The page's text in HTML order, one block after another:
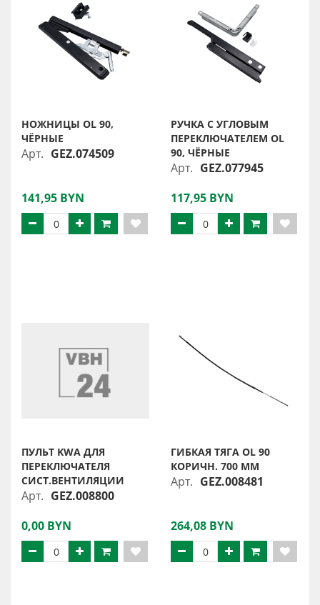
НОЖНИЦЫ OL 90,
ЧЁРНЫЕ
Арт. GEZ.074509
141,95 BYN
РУЧКА С УГЛОВЫМ
ПЕРЕКЛЮЧАТЕЛЕМ OL
90, ЧЁРНЫЕ
Арт. GEZ.077945
117,95 BYN
ПУЛЬТ KWA ДЛЯ
ПЕРЕКЛЮЧАТЕЛЯ
СИСТ.ВЕНТИЛЯЦИИ
Арт. GEZ.008800
0,00 BYN
ГИБКАЯ ТЯГА OL 90
КОРИЧН. 700 ММ
Арт. GEZ.008481
264,08 BYN